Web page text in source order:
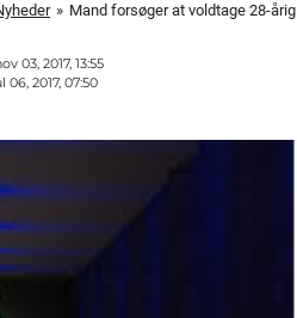
» Mand forsøger at voldtage 28-
03, 2017, 13:55
06, 2017, 07:50